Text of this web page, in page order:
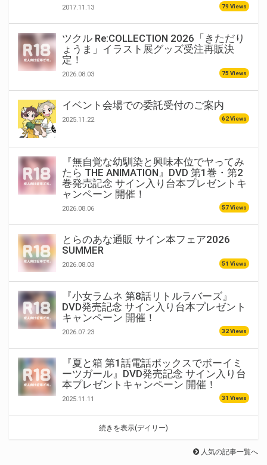
2017.11.13 79 Views
ツクル Re:COLLECTION 2026「きただり
ょうま」イラスト展グッズ受注再販決
定！
2026.08.03 75 Views
イベント会場での委託受付のご案内
2025.11.22 62 Views
『無自覚な幼馴染と興味本位でヤってみ
たら THE ANIMATION』DVD 第1巻・第2
巻発売記念 サイン入り台本プレゼントキ
ャンペーン 開催！
2026.08.06 57 Views
とらのあな通販 サイン本フェア2026
SUMMER
2026.08.03 51 Views
『小女ラムネ 第8話リトルラバーズ』
DVD発売記念 サイン入り台本プレゼント
キャンペーン 開催！
2026.07.23 32 Views
『夏と箱 第1話電話ボックスでボーイミ
ーツガール』DVD発売記念 サイン入り台
本プレゼントキャンペーン 開催！
2025.11.11 31 Views
続きを表示(デイリー)
人気の記事一覧へ